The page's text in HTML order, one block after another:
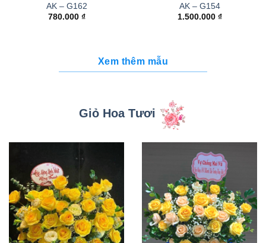
AK – G162
780.000 ₫
AK – G154
1.500.000 ₫
Xem thêm mẫu
Giỏ Hoa Tươi